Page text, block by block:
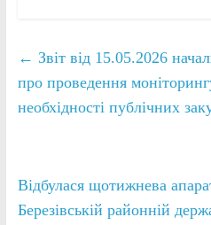
← Звіт від 15.05.2026
про проведення
необхідності публічних
Відбулася щотижнева
Березівській районній